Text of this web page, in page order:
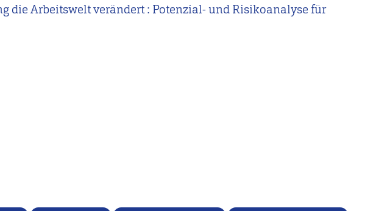
die Arbeitswelt verändert : Potenzial- und Risikoanalyse für